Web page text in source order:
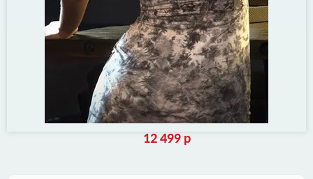
12 499 р